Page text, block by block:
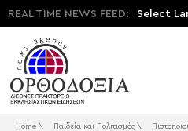
REAL TIME NEWS FEED: Select
Home \ Παιδεία και Πολιτισμός \